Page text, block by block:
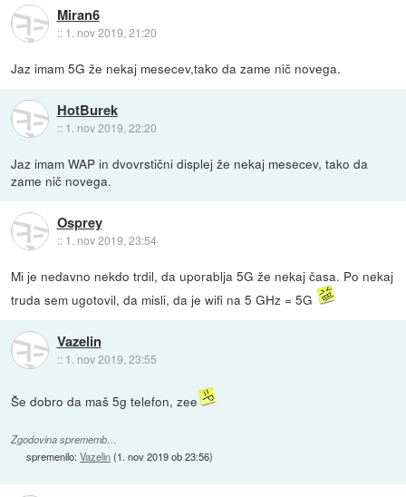
Miran6
:: 1. nov 2019, 21:20
Jaz imam 5G že nekaj mesecev,tako da zame nič novega.
HotBurek
:: 1. nov 2019, 22:20
Jaz imam WAP in dvovrstični displej že nekaj mesecev, tako da
zame nič novega.
Osprey
:: 1. nov 2019, 23:54
Mi je nedavno nekdo trdil, da uporablja 5G že nekaj časa. Po nekaj
truda sem ugotovil, da misli, da je wifi na 5 GHz = 5G
Vazelin
:: 1. nov 2019, 23:55
Še dobro da maš 5g telefon, zee
Zgodovina sprememb…
spremenilo:Vazelin(1. nov 2019 ob 23:56)